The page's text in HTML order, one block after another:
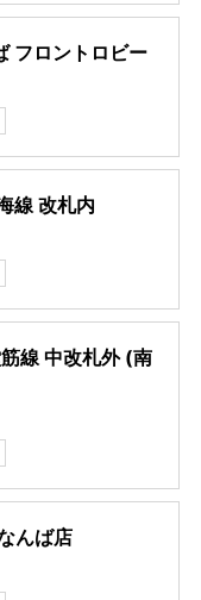
フロントロビー
線 改札内
線 中改札外 (南
んば店